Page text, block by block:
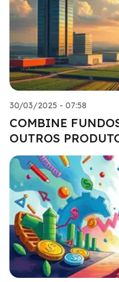
30/03/2025 - 07:58
COMBINE
OUTROS